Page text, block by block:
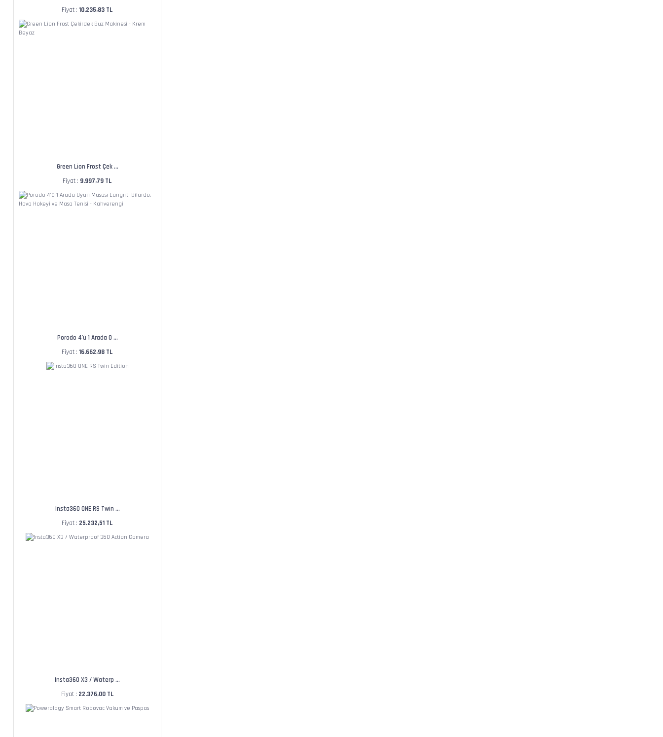
Fiyat : 10.235,83 TL
Green Lion Frost Çek ...
Fiyat : 9.997,79 TL
Porodo 4'ü 1 Arada O ...
Fiyat : 16.662,98 TL
Insta360 ONE RS Twin ...
Fiyat : 25.232,51 TL
Insta360 X3 / Waterp ...
Fiyat : 22.376,00 TL